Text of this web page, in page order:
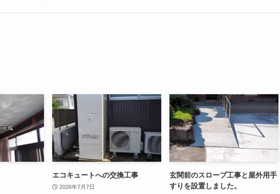
エコキュートへの交換工事
2026年7月7日
玄関前のスロープ工事と屋外用手
すりを設置しました。